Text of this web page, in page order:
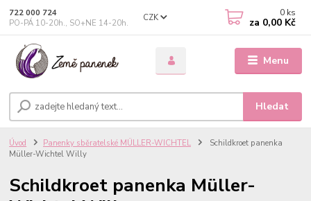
Menu
CZK
Hledat
722 000 724
PO-PÁ 10-20h., SO+NE 14-20h.
0 ks
za 0,00 Kč
Úvod Panenky sběratelské MÜLLER-WICHTEL
Schildkroet panenka
Müller-Wichtel Willy
Schildkroet panenka Müller-